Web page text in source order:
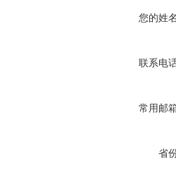
您的姓
联系电
常用邮
省